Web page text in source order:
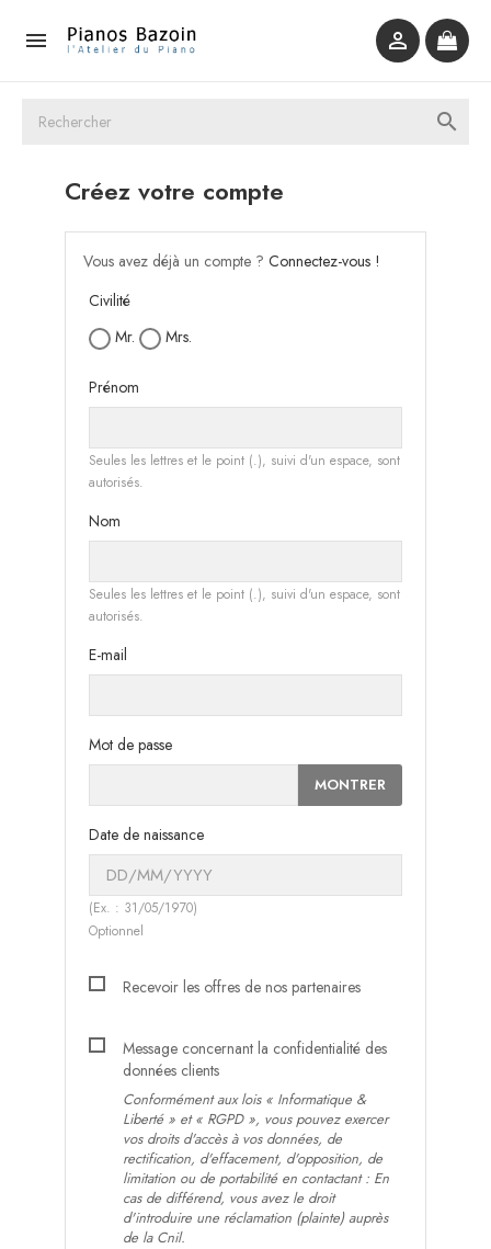
 

Créez votre compte
Vous avez déjà un compte ? Connectez-vous !
Civilité
Mr.
Mrs.
Prénom
Seules les lettres et le point (.), suivi d'un espace, sont
autorisés.
Nom
Seules les lettres et le point (.), suivi d'un espace, sont
autorisés.
E-mail
Mot de passe
MONTRER
Date de naissance
(Ex. : 31/05/1970)
Optionnel
Recevoir les offres de nos partenaires
Message concernant la confidentialité des
données clients
Conformément aux lois « Informatique &
Liberté » et « RGPD», vous pouvez exercer
vos droits d'accès à vos données, de
rectification, d'effacement, d'opposition, de
limitation ou de portabilité en contactant : En
cas de différend, vous avez le droit
d'introduire une réclamation (plainte) auprès
de la Cnil.